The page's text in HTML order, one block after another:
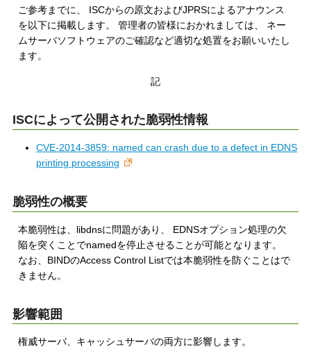
ご参考までに、 ISCからの原文およびJPRSによるアナウンス
を以下に掲載します。 管理者の皆様におかれましては、 ネー
ムサーバソフトウェアのご確認など適切な処置をお願いいたし
ます。
記
ISCによって公開された脆弱性情報
CVE-2014-3859: named can crash due to a defect in EDNS
printing processing
脆弱性の概要
本脆弱性は、libdnsに問題があり、 EDNSオプション処理の欠
陥を突くことでnamedを停止させることが可能となります。
なお、BINDのAccess Control Listでは本脆弱性を防ぐことはで
きません。
影響範囲
権威サーバ、キャッシュサーバの両方に影響します。